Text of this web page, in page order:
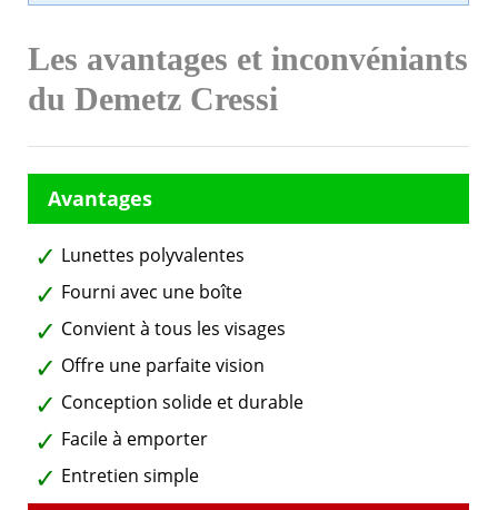
Les avantages et inconvéniants
du Demetz Cressi
Lunettes polyvalentes
Fourni avec une boîte
Convient à tous les visages
Offre une parfaite vision
Conception solide et durable
Facile à emporter
Entretien simple